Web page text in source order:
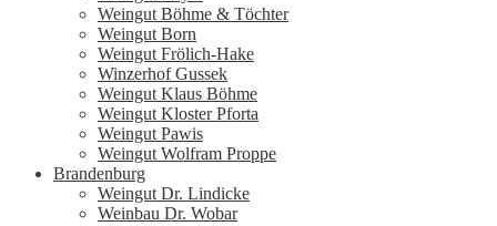
Weingut Böhme & Töchter
Weingut Born
Weingut Frölich-Hake
Winzerhof Gussek
Weingut Klaus Böhme
Weingut Kloster Pforta
Weingut Pawis
Weingut Wolfram Proppe
Brandenburg
Weingut Dr. Lindicke
Weinbau Dr. Wobar